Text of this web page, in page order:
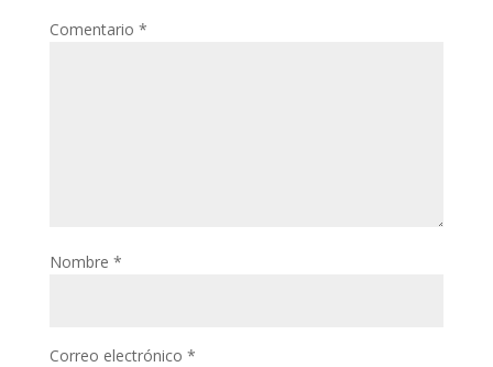
Comentario *
Nombre *
Correo electrónico *